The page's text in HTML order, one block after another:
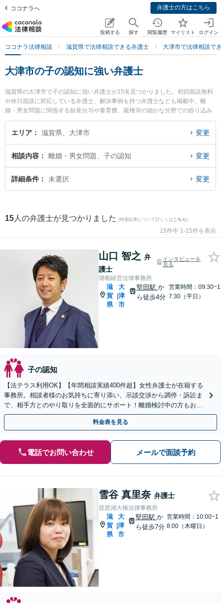
ココナラへ 弁護士の方はこちら
投稿する 探す 閲覧履歴 マイリスト ログイン
ココナラ法律相談 滋賀県で法律相談できる弁護士 大津市で法律相談で
大津市の子の認知に強い弁護士
滋賀県の大津市で子の認知に強い弁護士が15名見つかりました。初回面談無料
や休日面談に対応している弁護士、解決事例を持つ弁護士なども掲載中。離
婚・男女問題に関係する財産分与や養育費、親権等の細かな分野での絞り込み
検索もでき便利です。特に湖都経営法律事務所の山口 智之弁護士や琵琶湖大橋
法律事務所の雪谷 真里奈弁護士、レーク総合法律事務所の横畑 俊介弁護士のプ
ロフィール情報や弁護士費用、強みなどが注目されています。『大津市で土日
認知のトラブル解決の実績豊富な近くの弁護士を検索したい』『初回相談無料
で子の認知を法律相談できる大津市内の弁護士に相談予約したい』などでお困
りの相談者さんにおすすめです。
エリア 滋賀県、大津市 変更
相談内容 離婚・男女問題、子の認知 変更
詳細条件 未選択 変更
15 人の弁護士が見つかりました (検索結果について詳しくは こちら)
15件中 1-15件を表示
山口 智之 弁
護士
インタビューを
見る
湖都経営法律事務所
滋
賀
県
|
大
津
市
堅田駅 か
ら徒歩4分
営業時間：09:30~1
7:30（平日）
子の認知
【法テラス利用OK】【年間相談実績400件超】女性弁護士が在籍する
事務所。相談者様のお気持ちに寄り添い、示談交渉から調停・訴訟ま
で、相手方とのやり取りを全面的にサポート！離婚検討中の方もお気
軽にご相談ください【堅田駅4分】【無料駐車場あり】
料金表を見る
電話でお問い合わせ メールで面談予約
雪谷 真里奈 弁護士
琵琶湖大橋法律事務所
滋
賀
県
|
大
津
市
堅田駅 か
ら徒歩7分
営業時間：10:00~1
8:00（木曜日）